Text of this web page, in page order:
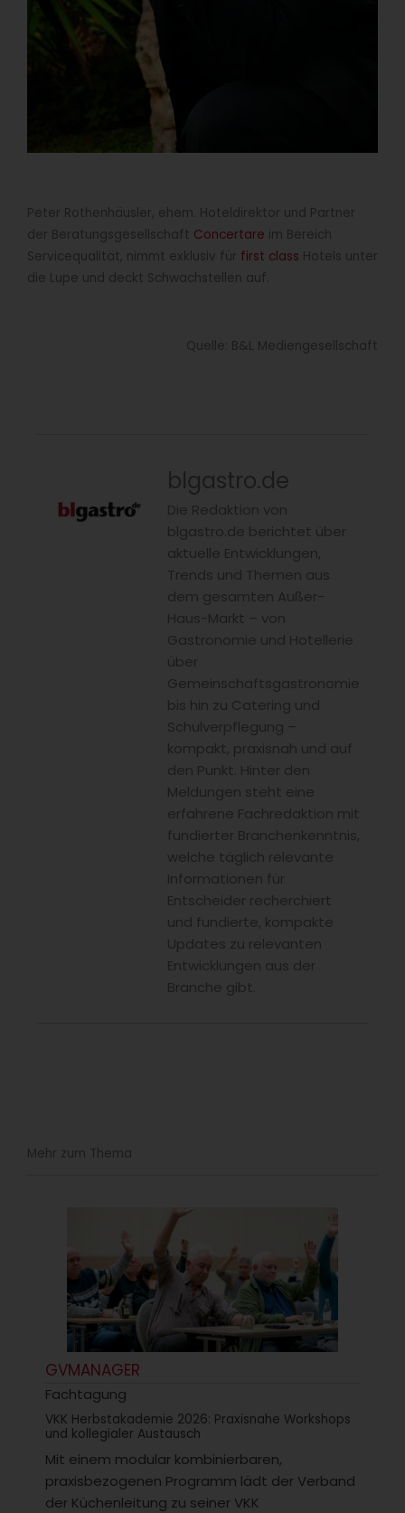
Peter Rothenhäusler, ehem. Hoteldirektor und Partner
der Beratungsgesellschaft Concertare im Bereich
Servicequalität, nimmt exklusiv für first class Hotels unter
die Lupe und deckt Schwachstellen auf.
Quelle: B&L Mediengesellschaft
blgastro.de
Die Redaktion von
blgastro.de berichtet über
aktuelle Entwicklungen,
Trends und Themen aus
dem gesamten Außer-
Haus-Markt – von
Gastronomie und Hotellerie
über
Gemeinschaftsgastronomie
bis hin zu Catering und
Schulverpflegung –
kompakt, praxisnah und auf
den Punkt. Hinter den
Meldungen steht eine
erfahrene Fachredaktion mit
fundierter Branchenkenntnis,
welche täglich relevante
Informationen für
Entscheider recherchiert
und fundierte, kompakte
Updates zu relevanten
Entwicklungen aus der
Branche gibt.
Mehr zum Thema
GVMANAGER
Fachtagung
VKK Herbstakademie 2026: Praxisnahe Workshops
und kollegialer Austausch
Mit einem modular kombinierbaren,
praxisbezogenen Programm lädt der Verband
der Küchenleitung zu seiner VKK